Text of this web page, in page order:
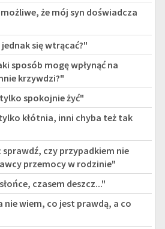
że mój syn doświadcza
się wtrącać?"
sposób mogę wpłynąć na
krzywdzi?"
spokojnie żyć"
kłótnia, inni chyba też tak
sprawdź, czy przypadkiem nie
przemocy w rodzinie"
czasem deszcz..."
nie wiem, co jest prawdą, a co